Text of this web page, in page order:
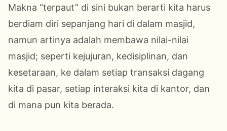
Makna “terpaut” di sini bukan berarti kita harus
berdiam diri sepanjang hari di dalam masjid,
namun artinya adalah membawa nilai-nilai
masjid; seperti kejujuran, kedisiplinan, dan
kesetaraan, ke dalam setiap transaksi dagang
kita di pasar, setiap interaksi kita di kantor, dan
di mana pun kita berada.